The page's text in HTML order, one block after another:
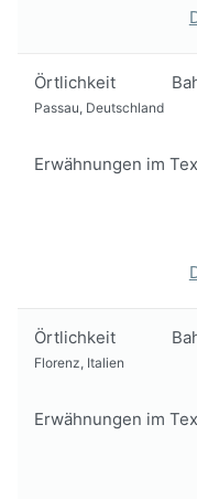
Örtlichkeit
Passau, Deutschland
Erwähnungen im
Örtlichkeit
Florenz, Italien
Erwähnungen im